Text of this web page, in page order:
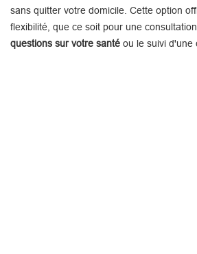
sans quitter votre domicile. Cette option
flexibilité, que ce soit pour une
questions sur votre santé ou le suivi d'une